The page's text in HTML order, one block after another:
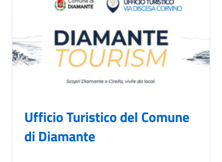
Ufficio Turistico del Comune
di Diamante